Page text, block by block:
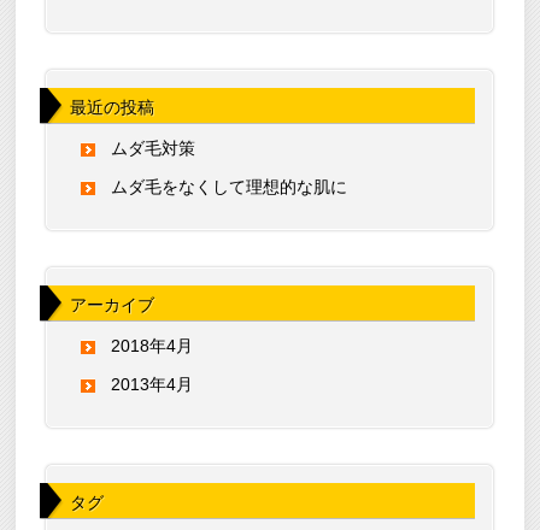
最近の投稿
ムダ毛対策
ムダ毛をなくして理想的な肌に
アーカイブ
2018年4月
2013年4月
タグ